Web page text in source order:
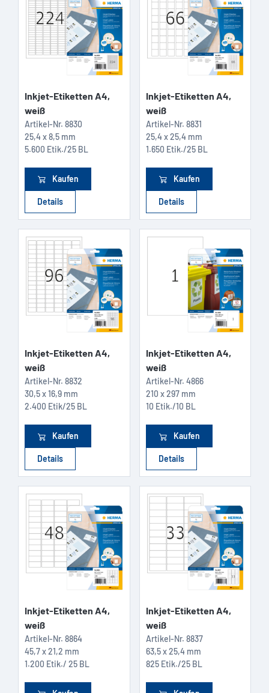
Inkjet-Etiketten A4,
weiß
Artikel-Nr. 8830
25,4 x 8,5 mm
5.600 Etik./25 BL
Kaufen
Details
Inkjet-Etiketten A4,
weiß
Artikel-Nr. 8831
25,4 x 25,4 mm
1.650 Etik./25 BL
Kaufen
Details
Inkjet-Etiketten A4,
weiß
Artikel-Nr. 8832
30,5 x 16,9 mm
2.400 Etik/25 BL
Kaufen
Details
Inkjet-Etiketten A4,
weiß
Artikel-Nr. 4866
210 x 297 mm
10 Etik./10 BL
Kaufen
Details
Inkjet-Etiketten A4,
weiß
Artikel-Nr. 8864
45,7 x 21,2 mm
1.200 Etik./ 25 BL
Inkjet-Etiketten A4,
weiß
Artikel-Nr. 8837
63,5 x 25,4 mm
825 Etik./25 BL